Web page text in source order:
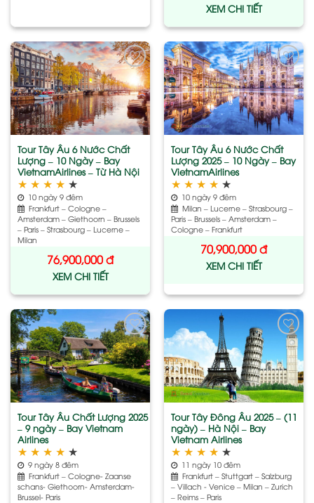
XEM CHI TIẾT
Add
to
wishlist
Tour Tây Âu 6 Nước Chất
Lượng – 10 Ngày – Bay
VietnamAirlines – Từ Hà Nội
★ ★ ★ ★ ★
10 ngày 9 đêm
Frankfurt – Cologne –
Amsterdam – Giethoorn – Brussels
– Paris – Strasbourg – Lucerne –
Milan
76,900,000đ
XEM CHI TIẾT
Add
to
wishlist
Tour Tây Âu 6 Nước Chất
Lượng 2025 – 10 Ngày – Bay
VietnamAirlines
★ ★ ★ ★ ★
10 ngày 9 đêm
Milan – Lucerne – Strasbourg –
Paris – Brussels – Amsterdam –
Cologne – Frankfurt
70,900,000đ
XEM CHI TIẾT
Add
to
wishlist
Tour Tây Âu Chất Lượng 2025
– 9 ngày – Bay Vietnam
Airlines
★ ★ ★ ★ ★
9 ngày 8 đêm
Frankfurt – Cologne- Zaanse
schans- Giethoorn- Amsterdam-
Brussel- Paris
Add
to
wishlist
Tour Tây Đông Âu 2025 – (11
ngày) – Hà Nội – Bay
Vietnam Airlines
★ ★ ★ ★ ★
11 ngày 10 đêm
Frankfurt – Stuttgart – Salzburg
– Villach - Venice – Milan – Zurich
– Reims – Paris